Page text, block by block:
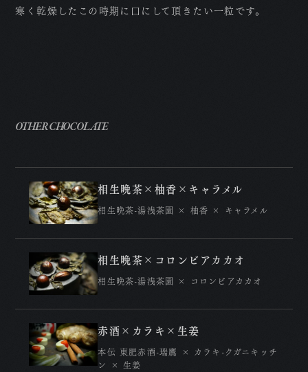
寒く乾燥したこの時期に口にして頂きたい一粒です。
OTHER CHOCOLATE
相生晩茶×柚香×キャラメル
相生晩茶-湯浅茶園 × 柚香 × キャラメル
相生晩茶×コロンビアカカオ
相生晩茶-湯浅茶園 × コロンビアカカオ
赤酒×カラキ×生姜
本伝 東肥赤酒-瑞鷹 × カラキ-クガニキッチ
ン × 生姜